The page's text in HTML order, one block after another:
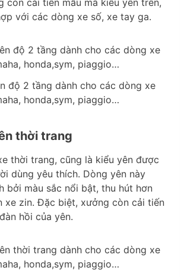
với các dòng xe số, xe tay ga.
độ 2 tầng dành cho các dòng xe
honda,sym, piaggio…
thời trang
thời trang, cũng là kiểu yên được
dùng yêu thích. Dòng yên này
bởi màu sắc nổi bật, thu hút hơn
xe zin. Đặc biệt, xưởng còn cải tiến
hồi của yên.